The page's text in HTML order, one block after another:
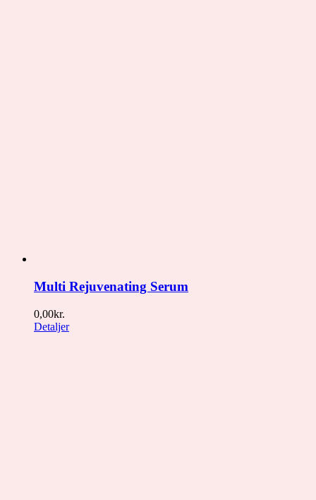
Multi Rejuvenating Serum
0,00kr.
Detaljer